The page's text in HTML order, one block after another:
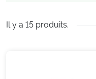
Il y a 15 produits.